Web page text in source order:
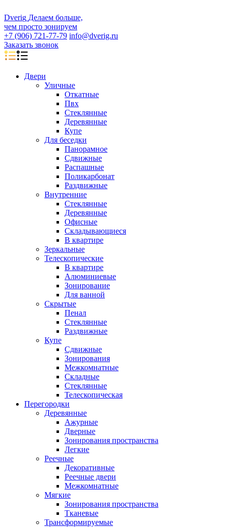
Dverig Делаем больше,
чем просто зонируем
+7 (906) 721-77-79 info@dverig.ru
Заказать звонок
Двери
Уличные
Откатные
Пвх
Стеклянные
Деревянные
Купе
Для беседки
Панорамное
Сдвижные
Распашные
Поликарбонат
Раздвижные
Внутренние
Стеклянные
Деревянные
Офисные
Складывающиеся
В квартире
Зеркальные
Телескопические
В квартире
Алюминиевые
Зонирование
Для ванной
Скрытые
Пенал
Стеклянные
Раздвижные
Купе
Сдвижные
Зонирования
Межкомнатные
Складные
Стеклянные
Телескопическая
Перегородки
Деревянные
Ажурные
Дверные
Зонирования пространства
Легкие
Реечные
Декоративные
Реечные двери
Межкомнатные
Мягкие
Зонирования пространства
Тканевые
Трансформируемые